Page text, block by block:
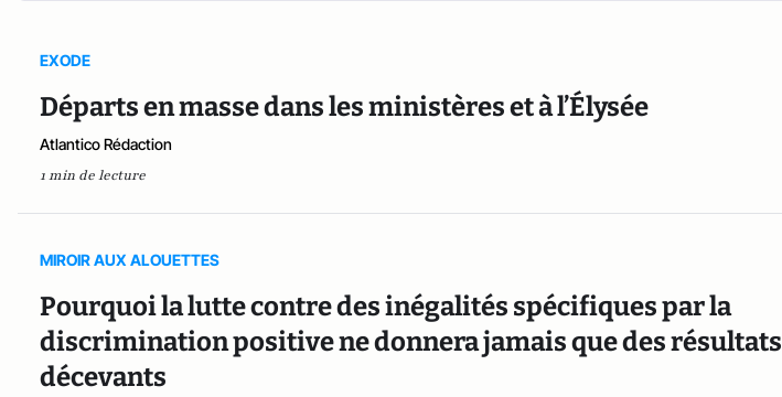
EXODE
Départs en masse dans les ministères et à l’Élysée
Atlantico Rédaction
1 min de lecture
MIROIR AUX ALOUETTES
Pourquoi la lutte contre des inégalités spécifiques par la
discrimination positive ne donnera jamais que des résultats
décevants